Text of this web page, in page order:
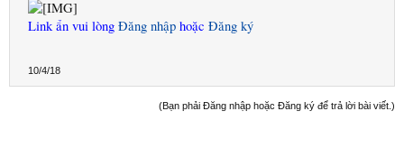
Link ẩn vui lòng Đăng nhập hoặc Đăng ký
10/4/18
(Bạn phải Đăng nhập hoặc Đăng ký để trả lời bài viết.)